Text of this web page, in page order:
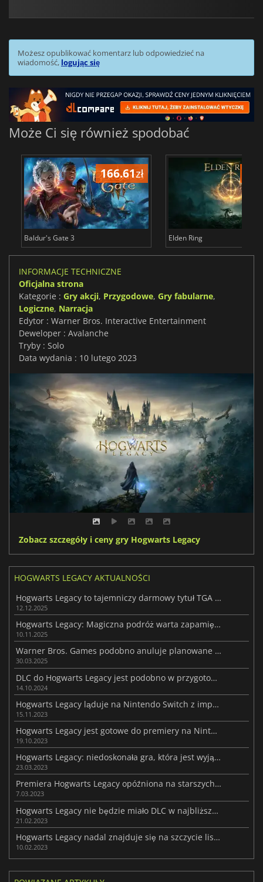
Możesz opublikować komentarz lub odpowiedzieć na
wiadomość, logując się
Może Ci się również spodobać
166.61zł
Baldur's Gate 3 Elden Ring
INFORMACJE TECHNICZNE
Oficjalna strona
Kategorie : Gry akcji, Przygodowe, Gry fabularne,
Logiczne, Narracja
Edytor : Warner Bros. Interactive Entertainment
Deweloper : Avalanche
Tryby : Solo
Data wydania : 10 lutego 2023
Zobacz szczegóły i ceny gry Hogwarts Legacy
HOGWARTS LEGACY AKTUALNOŚCI
Hogwarts Legacy to tajemniczy darmowy tytuł TGA w Epic Games Store
12.12.2025
Hogwarts Legacy: Magiczna podróż warta zapamiętania
10.11.2025
Warner Bros. Games podobno anuluje planowane DLC Hogwarts Legacy
30.03.2025
DLC do Hogwarts Legacy jest podobno w przygotowaniu
14.10.2024
Hogwarts Legacy ląduje na Nintendo Switch z imponującą grafiką
15.11.2023
Hogwarts Legacy jest gotowe do premiery na Nintendo Switch
19.10.2023
Hogwarts Legacy: niedoskonała gra, która jest wyjątkowa
23.03.2023
Premiera Hogwarts Legacy opóźniona na starszych konsolach
7.03.2023
Hogwarts Legacy nie będzie miało DLC w najbliższym czasie
21.02.2023
Hogwarts Legacy nadal znajduje się na szczycie list przebojów w dniu premiery
10.02.2023